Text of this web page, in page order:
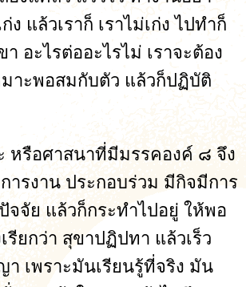
ง แล้วเราก็ เราไม่เก่ง ไปทำก็
า อะไรต่ออะไรไม่ เราจะต้อง
าะพอสมกับตัว แล้วก็ปฏิบัติ
หรือศาสนาที่มีมรรคองค์ ๘ จึง
ารงาน ประกอบร่วม มีกิจมีการ
จจัย แล้วก็กระทำไปอยู่ ให้พอ
รียกว่า สุขาปฏิปทา แล้วเร็ว
เพราะมันเรียนรู้ที่จริง มัน